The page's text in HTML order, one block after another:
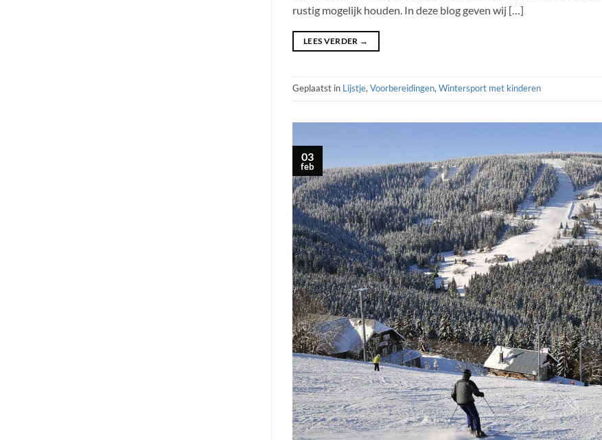
rustig mogelijk houden. In deze blog geven wij […]
LEES VERDER →
Geplaatst in Lijstje,Voorbereidingen,Wintersport met kinderen
03
feb